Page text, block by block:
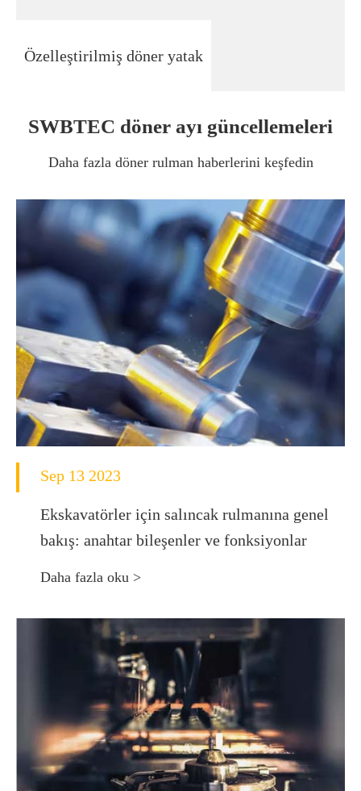
Özelleştirilmiş döner yatak
SWBTEC döner ayı güncellemeleri
Daha fazla döner rulman haberlerini keşfedin
Sep 13 2023
Ekskavatörler için salıncak rulmanına genel
bakış: anahtar bileşenler ve fonksiyonlar
Daha fazla oku >